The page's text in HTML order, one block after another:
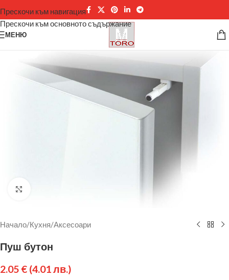
Прескочи към навигация
Прескочи към основното съдържание
МЕНЮ
Начало/Кухня/Аксесоари
Пуш бутон
2.05 € (4.01 лв.)